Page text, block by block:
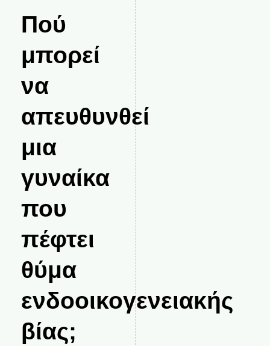
Πού
μπορεί
να
απευθυνθεί
μια
γυναίκα
που
πέφτει
θύμα
ενδοοικογενειακής
βίας;